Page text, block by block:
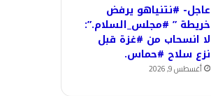
عاجل- #نتنياهو يرفض
خريطة ” #مجلس_السلام.”:
لا انسحاب من #غزة قبل
نزع سلاح #حماس.
أغسطس 9, 2026